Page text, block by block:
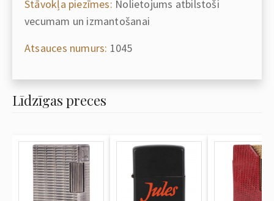
Stāvokļa piezīmes: Nolietojums atbilstoši
vecumam un izmantošanai
Atsauces numurs: 1045
Līdzīgas preces